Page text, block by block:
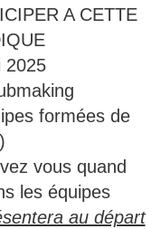
A CETTE
2025
formées de
vous quand
les équipes
au départ